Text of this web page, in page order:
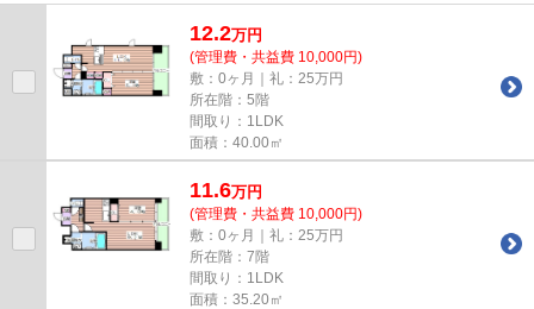
12.2万円
(管理費・共益費 10,000円)
敷：0ヶ月｜礼：25万円
所在階：5階
間取り：1LDK
面積：40.00㎡
11.6万円
(管理費・共益費 10,000円)
敷：0ヶ月｜礼：25万円
所在階：7階
間取り：1LDK
面積：35.20㎡